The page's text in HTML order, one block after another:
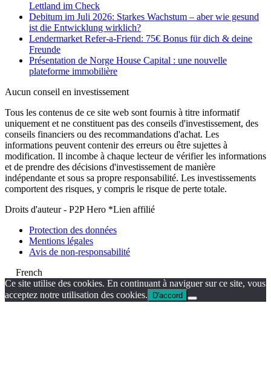
Lettland im Check
Debitum im Juli 2026: Starkes Wachstum – aber wie gesund
ist die Entwicklung wirklich?
Lendermarket Refer-a-Friend: 75€ Bonus für dich & deine
Freunde
Présentation de Norge House Capital : une nouvelle
plateforme immobilière
Aucun conseil en investissement
Tous les contenus de ce site web sont fournis à titre informatif
uniquement et ne constituent pas des conseils d'investissement, des
conseils financiers ou des recommandations d'achat. Les
informations peuvent contenir des erreurs ou être sujettes à
modification. Il incombe à chaque lecteur de vérifier les informations
et de prendre des décisions d'investissement de manière
indépendante et sous sa propre responsabilité. Les investissements
comportent des risques, y compris le risque de perte totale.
Droits d'auteur - P2P Hero *Lien affilié
Protection des données
Mentions légales
Avis de non-responsabilité
French
Ce site utilise des cookies. En continuant à naviguer sur ce site, vous
acceptez notre utilisation des cookies.
D'accord